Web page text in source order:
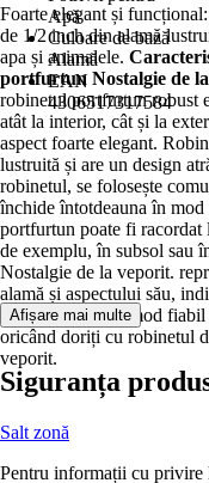
Apă
Culoare de bază
Alamă
EAN
4306517317584
Foarte elegant și
de 1/2 inch din alamă
apa și animalele.
portfurtun Nostalgie de
robinetul portfurtun robust
atât la interior, cât și la
aspect foarte elegant.
lustruită și are un design
robinetul, se folosește
închide întotdeauna în
portfurtun poate fi
de exemplu, în subsol sau
Nostalgie de la veporit.
alamă și aspectului său,
acesta închide în mod
oricând doriți cu robinetul
veporit.
Afișare mai multe
Siguranța
Salt zonă
Pentru informații cu privire